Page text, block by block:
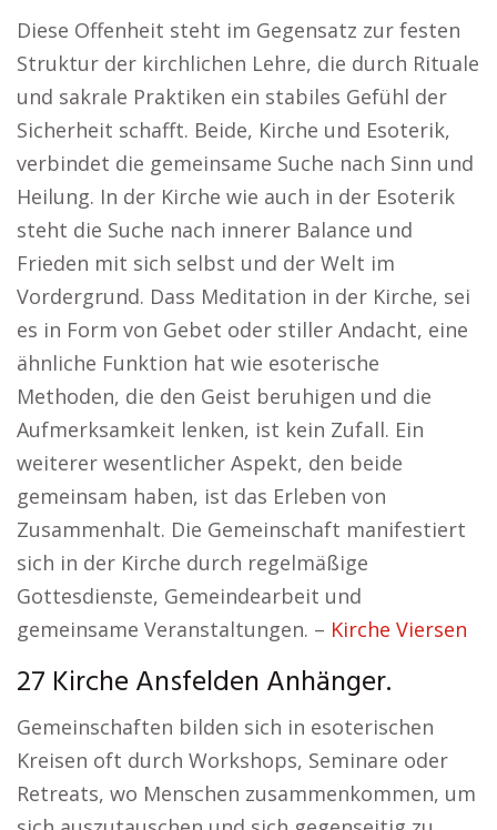
Diese Offenheit steht im Gegensatz zur festen
Struktur der kirchlichen Lehre, die durch Rituale
und sakrale Praktiken ein stabiles Gefühl der
Sicherheit schafft. Beide, Kirche und Esoterik,
verbindet die gemeinsame Suche nach Sinn und
Heilung. In der Kirche wie auch in der Esoterik
steht die Suche nach innerer Balance und
Frieden mit sich selbst und der Welt im
Vordergrund. Dass Meditation in der Kirche, sei
es in Form von Gebet oder stiller Andacht, eine
ähnliche Funktion hat wie esoterische
Methoden, die den Geist beruhigen und die
Aufmerksamkeit lenken, ist kein Zufall. Ein
weiterer wesentlicher Aspekt, den beide
gemeinsam haben, ist das Erleben von
Zusammenhalt. Die Gemeinschaft manifestiert
sich in der Kirche durch regelmäßige
Gottesdienste, Gemeindearbeit und
gemeinsame Veranstaltungen. – Kirche Viersen
27 Kirche Ansfelden Anhänger.
Gemeinschaften bilden sich in esoterischen
Kreisen oft durch Workshops, Seminare oder
Retreats, wo Menschen zusammenkommen, um